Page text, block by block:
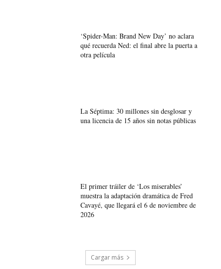
‘Spider-Man: Brand New Day’ no aclara
qué recuerda Ned: el final abre la puerta a
otra película
La Séptima: 30 millones sin desglosar y
una licencia de 15 años sin notas públicas
El primer tráiler de ‘Los miserables’
muestra la adaptación dramática de Fred
Cavayé, que llegará el 6 de noviembre de
2026
Cargar más